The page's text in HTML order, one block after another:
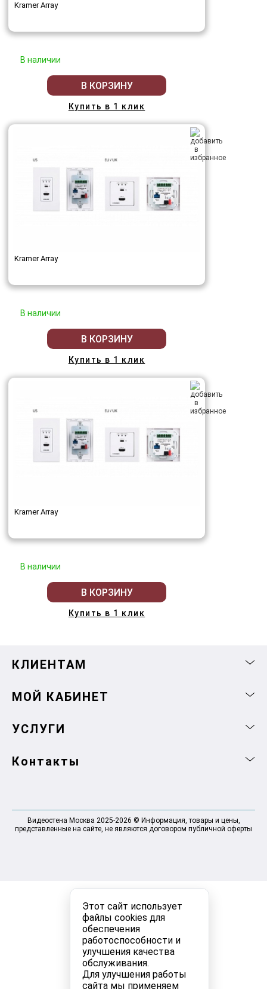
Этот сайт использует
файлы cookies для
обеспечения
работоспособности и
улучшения качества
обслуживания.
Для улучшения работы
сайта мы применяем
Kramer Array
В наличии
В КОРЗИНУ
Купить в 1 клик
Kramer Array
В наличии
В КОРЗИНУ
Купить в 1 клик
Kramer Array
В наличии
В КОРЗИНУ
Купить в 1 клик
КЛИЕНТАМ
МОЙ КАБИНЕТ
УСЛУГИ
Контакты
Видеостена Москва 2025-2026 © Информация, товары и цены,
представленные на сайте, не являются договором публичной оферты